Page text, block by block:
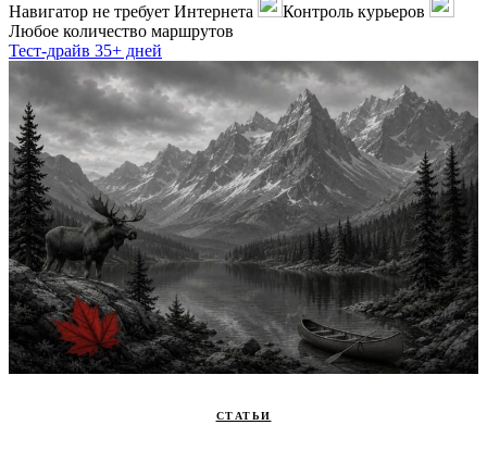
Навигатор не требует Интернета
Контроль курьеров
Любое количество маршрутов
Тест-драйв 35+ дней
СТАТЬИ